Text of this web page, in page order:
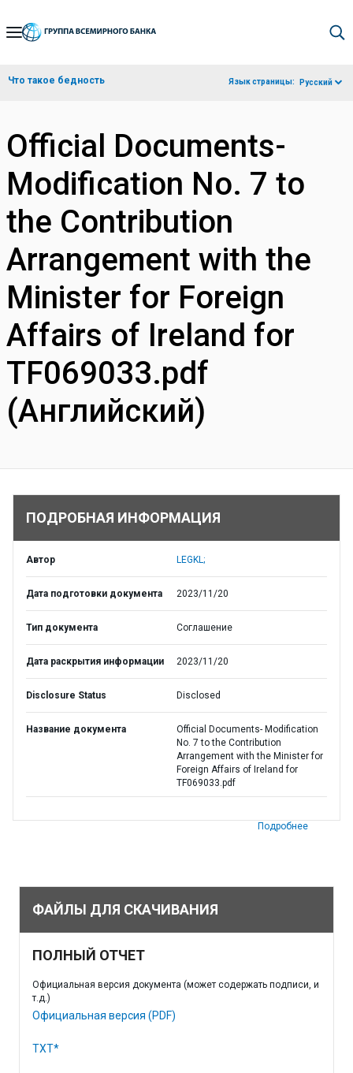
Skip
Navigation
Что такое бедность Язык страницы: Русский
Official Documents-
Modification No. 7 to
the Contribution
Arrangement with the
Minister for Foreign
Affairs of Ireland for
TF069033.pdf
(Английский)
ПОДРОБНАЯ ИНФОРМАЦИЯ
Автор LEGKL;
Дата подготовки документа 2023/11/20
Тип документа Соглашение
Дата раскрытия информации 2023/11/20
Disclosure Status Disclosed
Название документа
Official Documents- Modification
No. 7 to the Contribution
Arrangement with the Minister for
Foreign Affairs of Ireland for
TF069033.pdf
Подробнее
ФАЙЛЫ ДЛЯ СКАЧИВАНИЯ
ПОЛНЫЙ ОТЧЕТ
Официальная версия документа (может содержать подписи, и
т.д.)
Официальная версия (PDF)
TXT*